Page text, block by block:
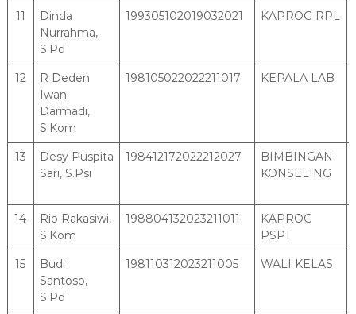
11
Dinda
Nurrahma,
S.Pd
199305102019032021 KAPROG RPL
12
R Deden
Iwan
Darmadi,
S.Kom
198105022022211017 KEPALA LAB
13
Desy Puspita
Sari, S.Psi
198412172022212027
BIMBINGAN
KONSELING
14
Rio Rakasiwi,
S.Kom
198804132023211011
KAPROG
PSPT
15
Budi
Santoso,
S.Pd
198110312023211005 WALI KELAS